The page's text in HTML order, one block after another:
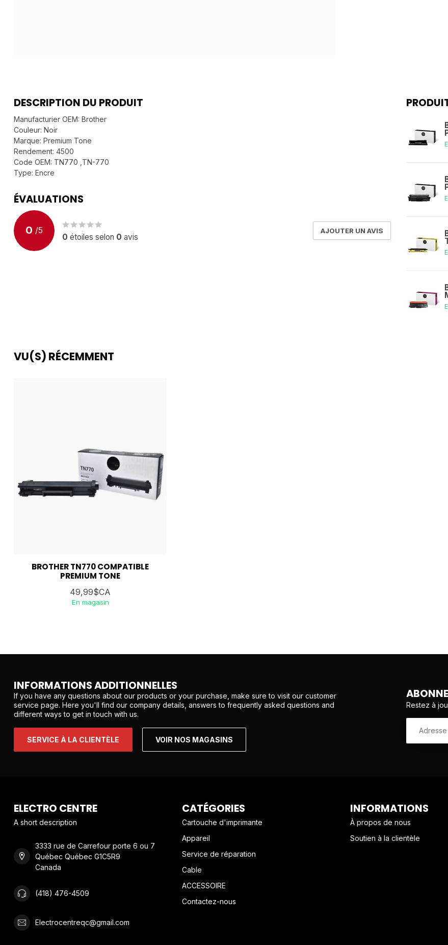
DESCRIPTION DU PRODUIT
Manufacturier OEM: Brother
Couleur: Noir
Marque: Premium Tone
Rendement: 4500
Code OEM: TN770 ,TN-770
Type: Encre
ÉVALUATIONS
0 /5
0 étoiles selon 0 avis
AJOUTER UN AVIS
VU(S) RÉCEMMENT
BROTHER TN770 COMPATIBLE
PREMIUM TONE
49,99$CA
En magasin
INFORMATIONS ADDITIONNELLES
If you have any questions about our products or your purchase, make sure to visit our customer
service page. Here you'll find our company details, answers to frequently asked questions and
different ways to get in touch with us.
SERVICE À LA CLIENTÈLE VOIR NOS MAGASINS
Restez à
ELECTRO CENTRE
A short description
3333 rue de Carrefour porte 6 ou 7
Québec Québec G1C5R9
Canada
(418) 476-4509
Electrocentreqc@gmail.com
CATÉGORIES
Cartouche d'imprimante
Appareil
Service de réparation
Cable
ACCESSOIRE
Contactez-nous
INFORMATIONS
À propos de nous
Soutien à la clientèle